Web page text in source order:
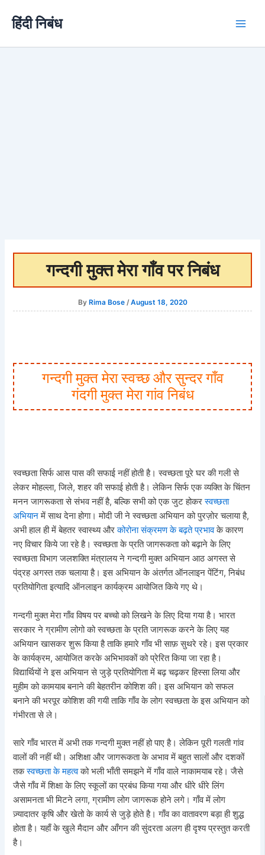
हिंदी निबंध
गन्दगी मुक्त मेरा गाँव पर निबंध
By Rima Bose / August 18, 2020
गन्दगी मुक्त मेरा स्वच्छ और सुन्दर गाँव
गंदगी मुक्त मेरा गांव निबंध
स्वच्छता सिर्फ आस पास की सफाई नहीं होती है। स्वच्छता पूरे घर की गली से
लेकर मोहल्ला, जिले, शहर की सफाई होती है। लेकिन सिर्फ एक व्यक्ति के चिंतन
मनन जागरूकता से संभव नहीं है, बल्कि सभी को एक जुट होकरस्वच्छता
अभियानमें साथ देना होगा। मोदी जी ने स्वच्छता अभियान को पुरज़ोर चलाया है,
अभी हाल ही में बेहतर स्वास्थ्य औरकोरोना संक्रमण के बढ़ते प्रभावके कारण
नए विचार किये जा रहे है। स्वच्छता के प्रति जागरूकता को बढ़ाने के लिए
स्वच्छता विभाग जलशक्ति मंत्रालय ने गन्दगी मुक्त अभियान आठ अगस्त से
पंद्रह अगस्त तक चलाया है। इस अभियान के अंतर्गत ऑनलाइन पेंटिंग, निबंध
प्रतियोगिता इत्यादि ऑनलाइन कार्यक्रम आयोजित किये गए थे।
गन्दगी मुक्त मेरा गाँव विषय पर बच्चो को लिखने के लिए दिया गया है। भारत
सरकार ने ग्रामीण लोगो को स्वच्छता के प्रति जागरूक करने के लिए यह
अभियान खासकर शुरू किया है ताकि हमारे गाँव भी साफ़ सुथरे रहे। इस प्रकार
के कार्यक्रम, आयोजित करके अभिभावकों को प्रेरित किया जा रहा है।
विद्यार्थियों ने इस अभियान से जुड़े प्रतियोगिता में बढ़ चढ़कर हिस्सा लिया और
मुहीम को कामयाब बनाने की बेहतरीन कोशिश की। इस अभियान को सफल
बनाने की भरपूर कोशिश की गयी ताकि गाँव के लोग स्वच्छता के इस अभियान को
गंभीरता से ले।
सारे गाँव भारत में अभी तक गन्दगी मुक्त नहीं हो पाए है। लेकिन पूरी गलती गांव
वालों की नहीं थी। अशिक्षा और जागरूकता के अभाव में बहुत सालों और दशकों
तकस्वच्छता के महत्वको भली भाँती समझने में गाँव वाले नाकामयाब रहे। जैसे
जैसे गाँव में शिक्षा के लिए स्कूलों का प्रबंध किया गया और धीरे धीरे लिंग
असामनता भी मिटने लगा, ग्रामीण लोग जागरूक होने लगे। गाँव में लोग
ज़्यादातर कृषि और खेतो के कार्य से जुड़े होते है। गाँव का वातावरण बड़ा ही शुद्ध
होता है। यहाँ के खुले मैदान और आँगन की सुंदरता अलग ही दृश्य प्रस्तुत करती
है।